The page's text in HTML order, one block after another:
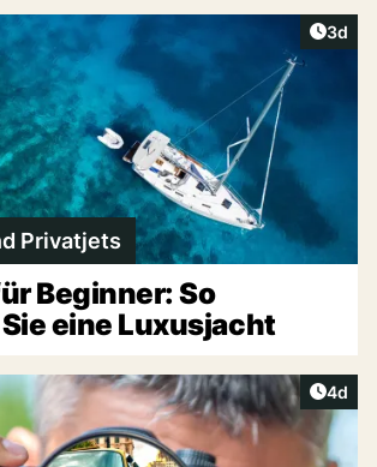
3d
Privatjets
Beginner: So
eine Luxusjacht
4d